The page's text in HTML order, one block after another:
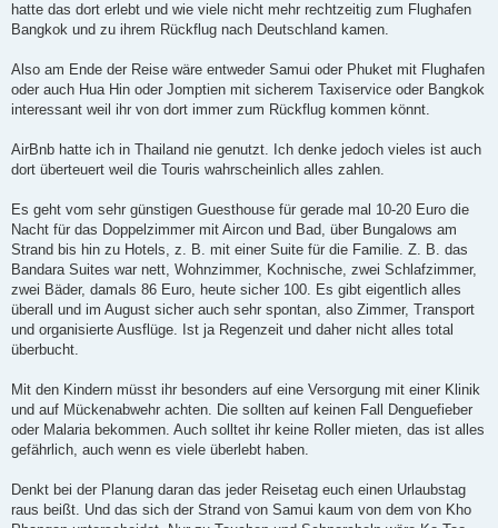
hatte das dort erlebt und wie viele nicht mehr rechtzeitig zum Flughafen
Bangkok und zu ihrem Rückflug nach Deutschland kamen.
Also am Ende der Reise wäre entweder Samui oder Phuket mit Flughafen
oder auch Hua Hin oder Jomptien mit sicherem Taxiservice oder Bangkok
interessant weil ihr von dort immer zum Rückflug kommen könnt.
AirBnb hatte ich in Thailand nie genutzt. Ich denke jedoch vieles ist auch
dort überteuert weil die Touris wahrscheinlich alles zahlen.
Es geht vom sehr günstigen Guesthouse für gerade mal 10-20 Euro die
Nacht für das Doppelzimmer mit Aircon und Bad, über Bungalows am
Strand bis hin zu Hotels, z. B. mit einer Suite für die Familie. Z. B. das
Bandara Suites war nett, Wohnzimmer, Kochnische, zwei Schlafzimmer,
zwei Bäder, damals 86 Euro, heute sicher 100. Es gibt eigentlich alles
überall und im August sicher auch sehr spontan, also Zimmer, Transport
und organisierte Ausflüge. Ist ja Regenzeit und daher nicht alles total
überbucht.
Mit den Kindern müsst ihr besonders auf eine Versorgung mit einer Klinik
und auf Mückenabwehr achten. Die sollten auf keinen Fall Denguefieber
oder Malaria bekommen. Auch solltet ihr keine Roller mieten, das ist alles
gefährlich, auch wenn es viele überlebt haben.
Denkt bei der Planung daran das jeder Reisetag euch einen Urlaubstag
raus beißt. Und das sich der Strand von Samui kaum von dem von Kho